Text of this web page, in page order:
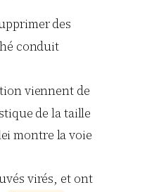
des
conduit
viennent de
de la taille
montre la voie
virés, et ont